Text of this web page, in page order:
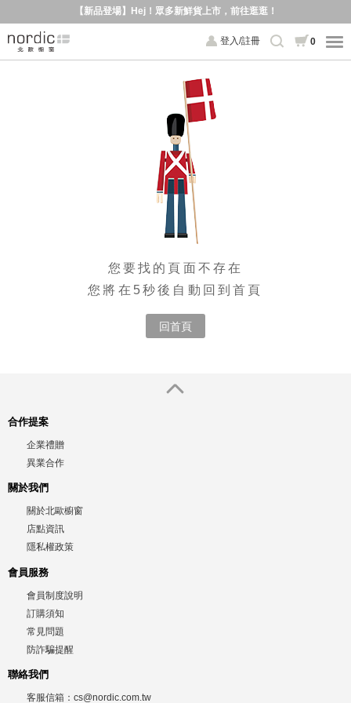
【新品登場】Hej！眾多新鮮貨上市，前往逛逛！
登入/註冊 0
您要找的頁面不存在
您將在5秒後自動回到首頁
回首頁
合作提案
企業禮贈
異業合作
關於我們
關於北歐櫥窗
店點資訊
隱私權政策
會員服務
會員制度說明
訂購須知
常見問題
防詐騙提醒
聯絡我們
客服信箱： cs@nordic.com.tw